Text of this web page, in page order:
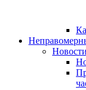
Новости